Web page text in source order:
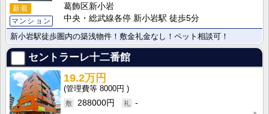
新着
マンション
葛飾区新小岩
中央・総武線各停 新小岩駅 徒歩5分
新小岩駅徒歩圏内の築浅物件！敷金礼金なし！ペット相談可！
セントラーレ十二番館
19.2万円
8000円
288000円
-